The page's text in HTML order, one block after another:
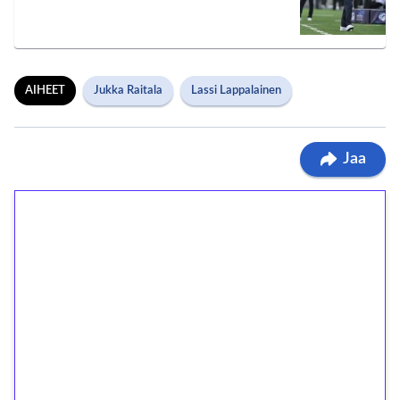
AIHEET Jukka Raitala Lassi Lappalainen
Jaa